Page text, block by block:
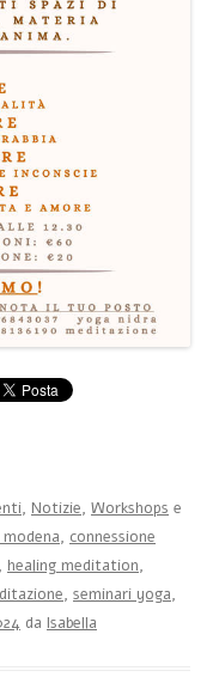
, Notizie, Workshops e
, connessione
, healing meditation,
, seminari yoga,
da Isabella